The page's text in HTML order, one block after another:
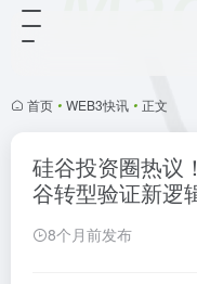
首页 • WEB3快讯 • 正文
硅谷投资圈热议
谷转型验证新逻
8个月前发布